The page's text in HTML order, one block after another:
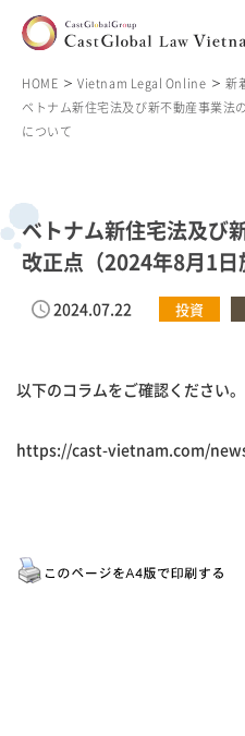
HOME Vietnam Legal Online 新
ベトナム新住宅法及び新不動産事業法
について
ベトナム新住宅法及び
改正点（2024年8月1日
2024.07.22 投資
以下のコラムをご確認ください。
https://cast-vietnam.com/